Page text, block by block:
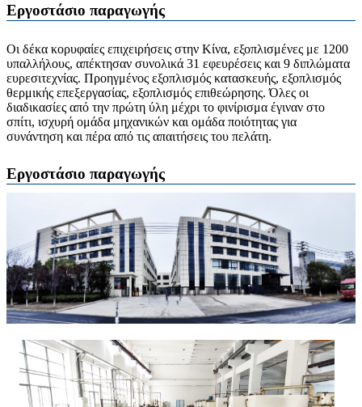
Εργοστάσιο παραγωγής
Οι δέκα κορυφαίες επιχειρήσεις στην Κίνα, εξοπλισμένες με 1200
υπαλλήλους, απέκτησαν συνολικά 31 εφευρέσεις και 9 διπλώματα
ευρεσιτεχνίας. Προηγμένος εξοπλισμός κατασκευής, εξοπλισμός
θερμικής επεξεργασίας, εξοπλισμός επιθεώρησης. Όλες οι
διαδικασίες από την πρώτη ύλη μέχρι το φινίρισμα έγιναν στο
σπίτι, ισχυρή ομάδα μηχανικών και ομάδα ποιότητας για
συνάντηση και πέρα ​​από τις απαιτήσεις του πελάτη.
Εργοστάσιο παραγωγής